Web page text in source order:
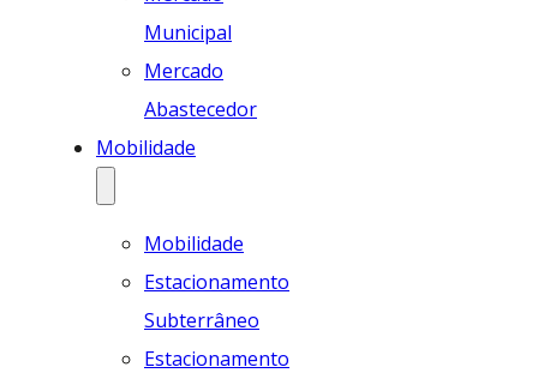
Municipal
Mercado
Abastecedor
Mobilidade
Mobilidade
Estacionamento
Subterrâneo
Estacionamento